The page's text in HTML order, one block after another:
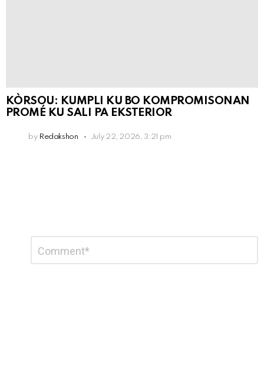
KÒRSOU: KUMPLI KU BO KOMPROMISONAN
PROMÉ KU SALI PA EKSTERIOR
by Redakshon July 22, 2026, 3:21 pm
Reply